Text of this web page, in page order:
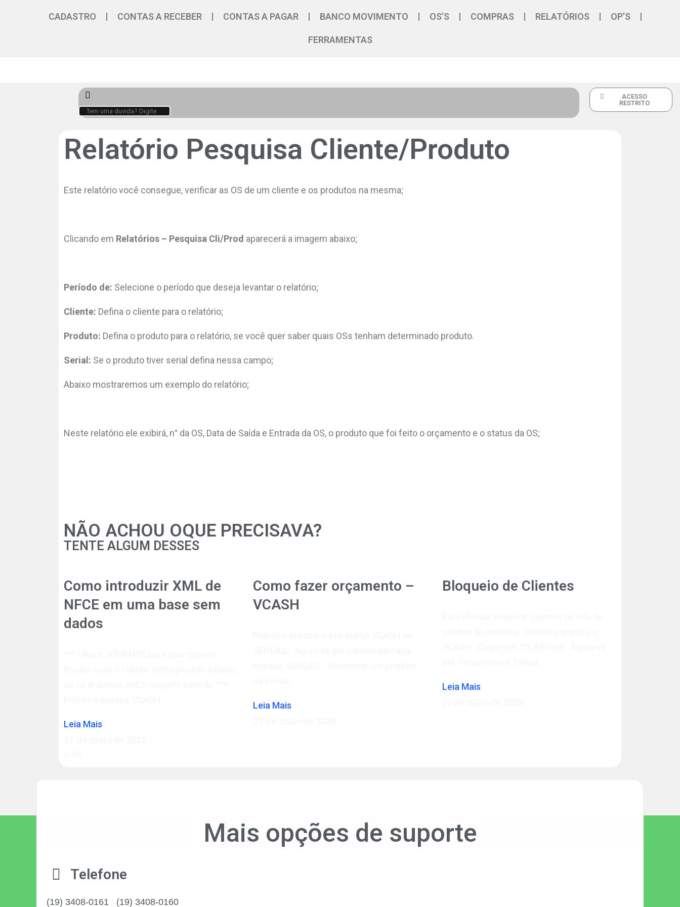
CADASTRO CONTAS A RECEBER CONTAS A PAGAR BANCO MOVIMENTO OS’S COMPRAS RELATÓRIOS OP’S
FERRAMENTAS
ACESSO
RESTRITO
Relatório Pesquisa Cliente/Produto
Este relatório você consegue, verificar as OS de um cliente e os produtos na mesma;
Clicando em Relatórios – Pesquisa Cli/Prod aparecerá a imagem abaixo;
Período de: Selecione o período que deseja levantar o relatório;
Cliente: Defina o cliente para o relatório;
Produto: Defina o produto para o relatório, se você quer saber quais OSs tenham determinado produto.
Serial: Se o produto tiver serial defina nessa campo;
Abaixo mostraremos um exemplo do relatório;
Neste relatório ele exibirá, n° da OS, Data de Saída e Entrada da OS, o produto que foi feito o orçamento e o status da OS;
NÃO ACHOU OQUE PRECISAVA?
TENTE ALGUM DESSES
Como introduzir XML de
NFCE em uma base sem
dados
Leia Mais
Como fazer orçamento –
VCASH
Leia Mais
Bloqueio de Clientes
Leia Mais
Mais opções de suporte
Telefone
(19) 3408-0161 (19) 3408-0160